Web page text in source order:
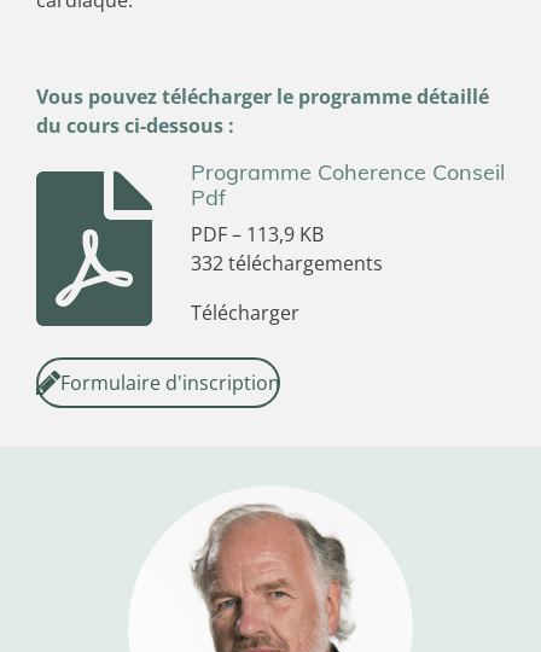
Vous pouvez télécharger le programme détaillé
du cours ci-dessous :
Programme Coherence Conseil
Pdf
PDF – 113,9 KB
332 téléchargements
Télécharger
Formulaire d'inscription